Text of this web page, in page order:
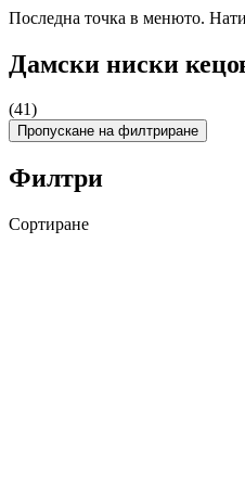
Последна точка в менюто.
Дамски ниски
(41)
Пропускане на филтриране
Филтри
Сортиране